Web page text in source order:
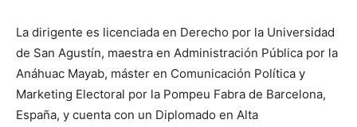
La dirigente es licenciada en Derecho por la Universidad
de San Agustín, maestra en Administración Pública por la
Anáhuac Mayab, máster en Comunicación Política y
Marketing Electoral por la Pompeu Fabra de Barcelona,
España, y cuenta con un Diplomado en Alta